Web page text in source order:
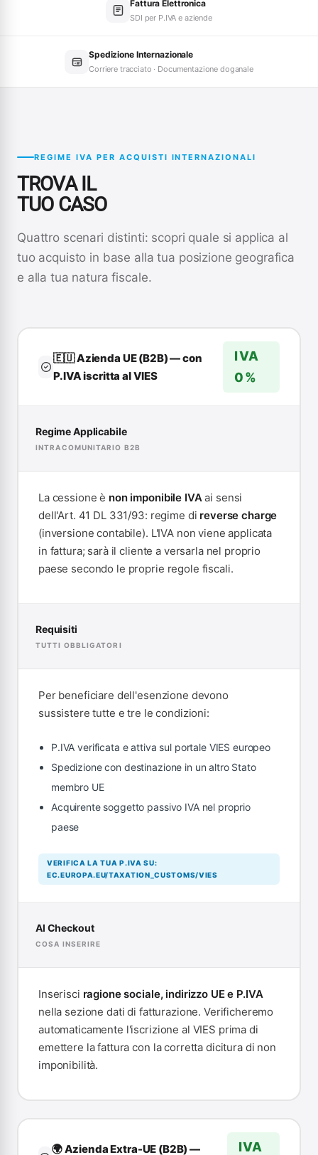
Fattura Elettronica
SDI per P.IVA e aziende
Spedizione Internazionale
Corriere tracciato · Documentazione doganale
REGIME IVA PER ACQUISTI INTERNAZIONALI
TROVA IL
TUO CASO
Quattro scenari distinti: scopri quale si applica al
tuo acquisto in base alla tua posizione geografica
e alla tua natura fiscale.
🇪🇺 Azienda UE (B2B) — con
P.IVA iscritta al VIES
IVA
0%
Regime Applicabile
INTRACOMUNITARIO B2B
La cessione è non imponibile IVAai sensi
dell'Art. 41 DL 331/93: regime di reverse charge
(inversione contabile). L'IVA non viene applicata
in fattura; sarà il cliente a versarla nel proprio
paese secondo le proprie regole fiscali.
Requisiti
TUTTI OBBLIGATORI
Per beneficiare dell'esenzione devono
sussistere tutte e tre le condizioni:
P.IVA verificata e attiva sul portale VIES europeo
Spedizione con destinazione in un altro Stato
membro UE
Acquirente soggetto passivo IVA nel proprio
paese
VERIFICA LA TUA P.IVA SU:
EC.EUROPA.EU/TAXATION_CUSTOMS/VIES
Al Checkout
COSA INSERIRE
Inserisci ragione sociale, indirizzo UE e P.IVA
nella sezione dati di fatturazione. Verificheremo
automaticamente l'iscrizione al VIES prima di
emettere la fattura con la corretta dicitura di non
imponibilità.
🌍 Azienda Extra-UE (B2B) — IVA